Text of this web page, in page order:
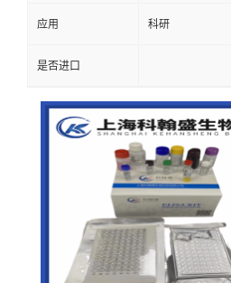
应用 科研
是否进口